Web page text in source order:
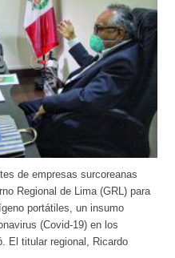
de empresas surcoreanas
Regional de Lima (GRL) para
portátiles, un insumo
(Covid-19) en los
El titular regional, Ricardo